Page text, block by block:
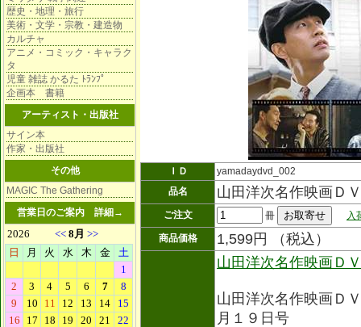
歴史・地理・旅行
美術・文学・宗教・建造物
カルチャ
アニメ・コミック・キャラク
タ
児童 雑誌 かるた ﾄﾗﾝﾌﾟ
企画本 書籍
アーティスト・出版社
サイン本
作家・出版社
その他
MAGIC The Gathering
営業日のご案内 詳細→
ＩＤ
yamadaydvd_002
品名
山田洋次名作映画Ｄ
ご注文 冊
入
商品価格
1,599円 （税込）
山田洋次名作映画Ｄ
山田洋次名作映画Ｄ
月１９日号